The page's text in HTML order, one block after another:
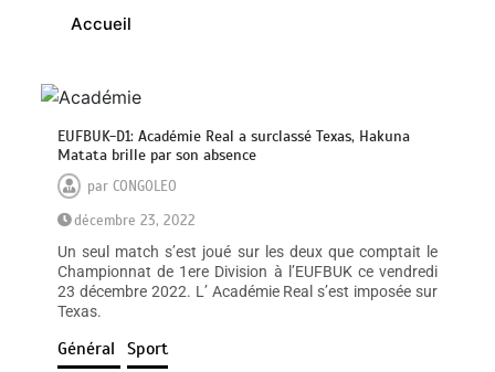
Accueil
EUFBUK-D1: Académie Real a surclassé Texas, Hakuna
Matata brille par son absence
parCONGOLEO
décembre 23, 2022
Un seul match s’est joué sur les deux que comptait le
Championnat de 1ere Division à l’EUFBUK ce vendredi
23 décembre 2022. L’ Académie Real s’est imposée sur
Texas.
Général Sport